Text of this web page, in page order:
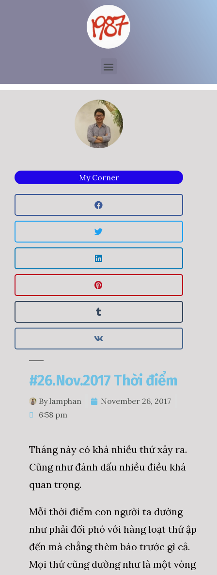
My Corner
#26.Nov.2017 Thời điểm
Bylamphan
November 26, 2017
6:58 pm
Tháng này có khá nhiều thứ xảy ra.
Cũng như đánh dấu nhiều điều khá
quan trọng.
Mỗi thời điểm con người ta dường
như phải đối phó với hàng loạt thứ ập
đến mà chẳng thèm báo trước gì cả.
Mọi thứ cũng dường như là một vòng